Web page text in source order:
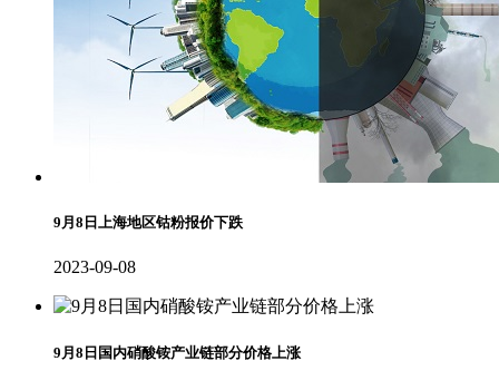
9月8日上海地区钴粉报价下跌
2023-09-08
9月8日国内硝酸铵产业链部分价格上涨